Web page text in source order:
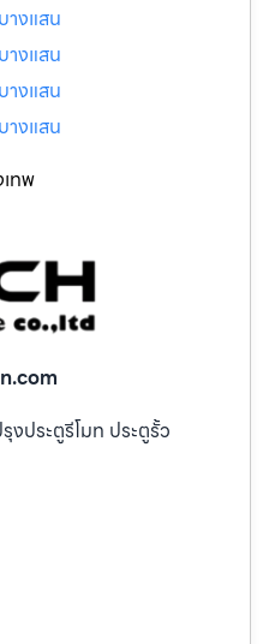
างแสน
างแสน
างแสน
างแสน
ทพ
.com
ประตูรีโมท ประตูรั้ว